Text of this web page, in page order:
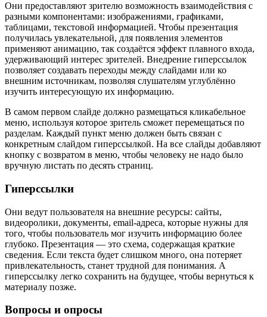
Они предоставляют зрителю возможность взаимодействия с
разными компонентами: изображениями, графиками,
таблицами, текстовой информацией. Чтобы презентация
получилась увлекательной, для появления элементов
применяют анимацию, так создаётся эффект плавного входа,
удерживающий интерес зрителей. Внедрение гиперссылок
позволяет создавать переходы между слайдами или ко
внешним источникам, позволяя слушателям углублённо
изучить интересующую их информацию.
В самом первом слайде должно размещаться кликабельное
меню, используя которое зритель сможет перемещаться по
разделам. Каждый пункт меню должен быть связан с
конкретным слайдом гиперссылкой. На все слайды добавляют
кнопку с возвратом в меню, чтобы человеку не надо было
вручную листать по десять страниц.
Гиперссылки
Они ведут пользователя на внешние ресурсы: сайты,
видеоролики, документы, email-адреса, которые нужны для
того, чтобы пользователь мог изучить информацию более
глубоко. Презентация — это схема, содержащая краткие
сведения. Если текста будет слишком много, она потеряет
привлекательность, станет трудной для понимания. А
гиперссылку легко сохранить на будущее, чтобы вернуться к
материалу позже.
Вопросы и опросы